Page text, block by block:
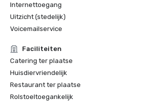
Internettoegang
Uitzicht (stedelijk)
Voicemailservice
Faciliteiten
Catering ter plaatse
Huisdiervriendelijk
Restaurant ter plaatse
Rolstoeltoegankelijk